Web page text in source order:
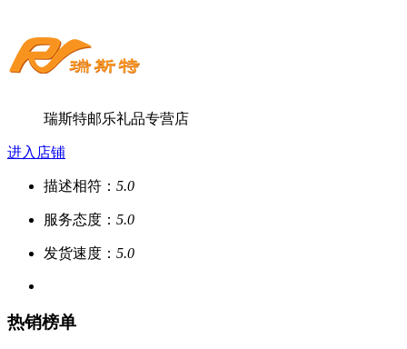
瑞斯特邮乐礼品专营店
进入店铺
描述相符： 5.0
服务态度： 5.0
发货速度： 5.0
热销榜单